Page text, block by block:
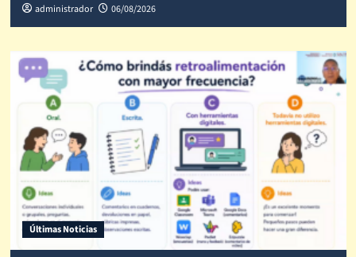
administrador 06/08/2026
Últimas Noticias